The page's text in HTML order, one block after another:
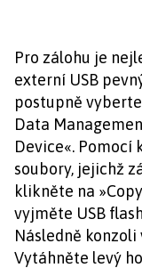
Pro zálohu je
externí USB
postupně
Data
Device«. Pomocí
soubory, jejichž
klikněte na
vyjměte USB
Následně
Vytáhněte levý